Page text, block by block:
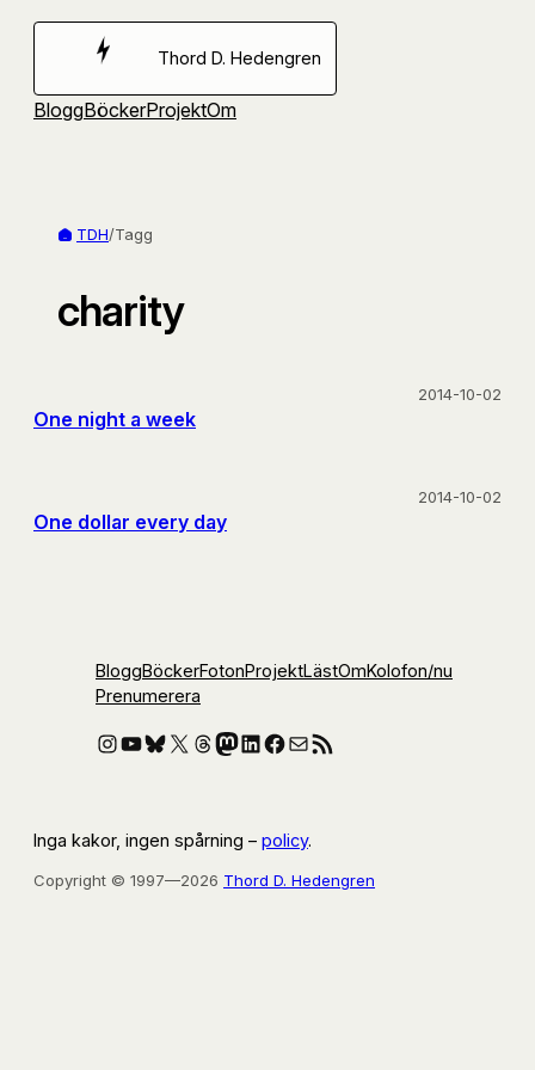
Hoppa
Thord D. Hedengren
BloggBöckerProjektOm
TDH/Tagg
charity
One night a week
2014-10-02
One dollar every day
2014-10-02
BloggBöckerFotonProjektLästOmKolofon/nu
Prenumerera
Instagram
YouTube
Bluesky
X Threads
Mastodon
LinkedIn
Facebook
E-postRSS-flöde
Inga kakor, ingen spårning – policy.
Copyright © 1997—2026 Thord D. Hedengren